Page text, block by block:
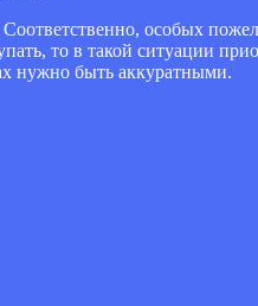
особых
то в такой ситуации
нужно быть аккуратными.